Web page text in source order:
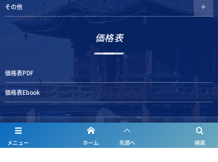
その他
価格表
価格表PDF
価格表Ebook
清水鐵工ism
メニュー 検索
ホーム 先頭へ